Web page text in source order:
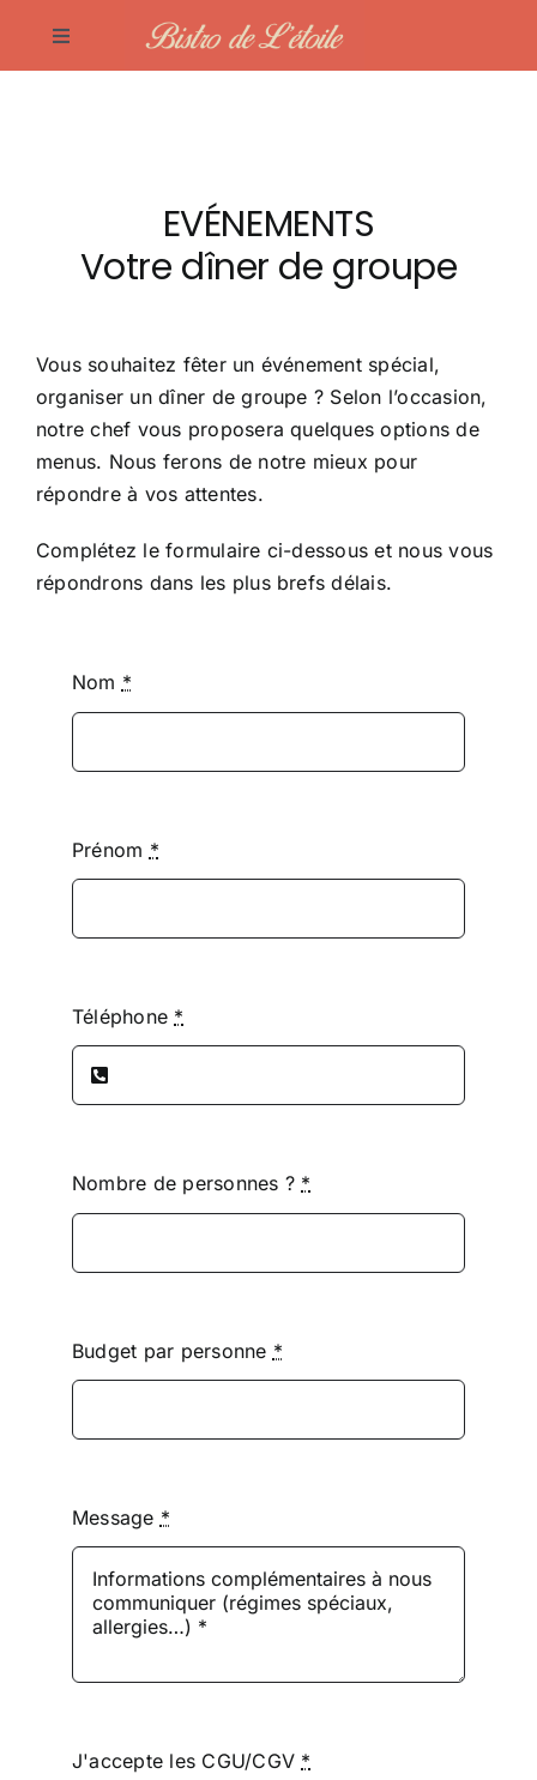
Toggle
Navigation
Galerie
Contact
EVÉNEMENTS
Votre dîner de groupe
Vous souhaitez fêter un événement spécial,
organiser un dîner de groupe ? Selon l’occasion,
notre chef vous proposera quelques options de
menus. Nous ferons de notre mieux pour
répondre à vos attentes.
Complétez le formulaire ci-dessous et nous vous
répondrons dans les plus brefs délais.
Nom *
Prénom *
Téléphone *
Nombre de personnes ? *
Budget par personne *
Message *
J'accepte les CGU/CGV *